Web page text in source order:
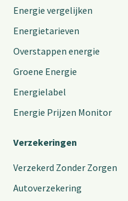
Energie vergelijken
Energietarieven
Overstappen energie
Groene Energie
Energielabel
Energie Prijzen Monitor
Verzekeringen
Verzekerd Zonder Zorgen
Autoverzekering